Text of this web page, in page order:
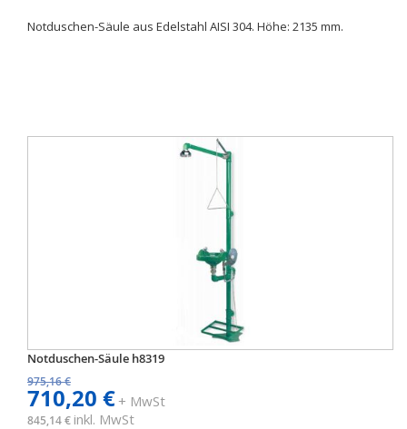
Notduschen-Säule aus Edelstahl AISI 304. Höhe: 2135 mm.
Notduschen-Säule h8319
975,16 €
710,20 €+ MwSt
845,14 € inkl. MwSt